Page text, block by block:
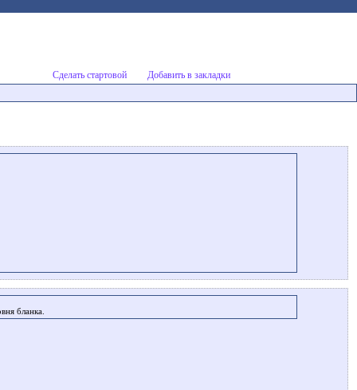
Сделать стартовой
Добавить в закладки
бланка.